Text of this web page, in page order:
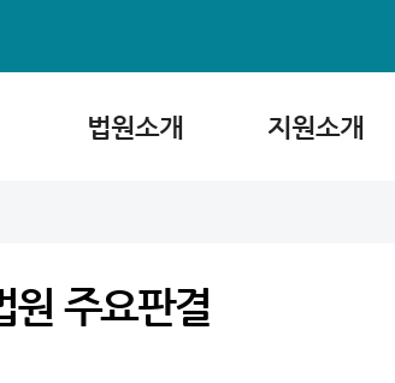
법원소개 지원소개
원 주요판결